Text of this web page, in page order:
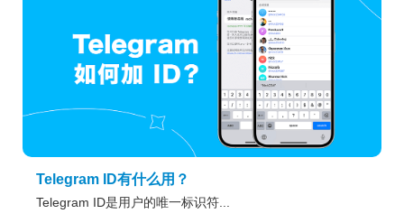
Telegram ID有什么用？
Telegram ID是用户的唯一标识符...